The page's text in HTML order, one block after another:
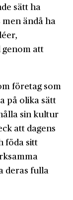
sätt ha
ändå ha
att
företag som
på olika sätt
sin kultur
att dagens
föda sitt
deras fulla